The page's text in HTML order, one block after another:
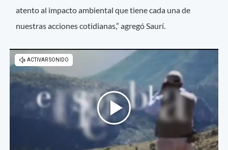
atento al impacto ambiental que tiene cada una de
nuestras acciones cotidianas,” agregó Saurí.